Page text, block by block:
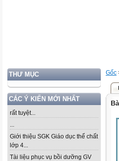
THƯ MỤC
CÁC Ý KIẾN MỚI NHẤT
rất tuyệt...
...
Giới thiệu SGK Giáo dục thể chất
lớp 4...
Tài liệu phục vụ bồi dưỡng GV
Gốc